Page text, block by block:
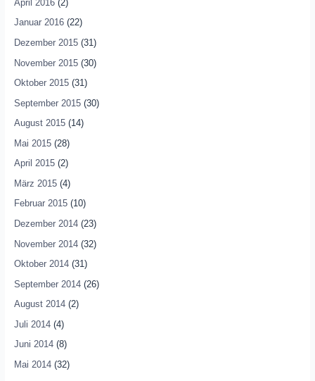
April 2016(2)
Januar 2016(22)
Dezember 2015(31)
November 2015(30)
Oktober 2015(31)
September 2015(30)
August 2015(14)
Mai 2015(28)
April 2015(2)
März 2015(4)
Februar 2015(10)
Dezember 2014(23)
November 2014(32)
Oktober 2014(31)
September 2014(26)
August 2014(2)
Juli 2014(4)
Juni 2014(8)
Mai 2014(32)